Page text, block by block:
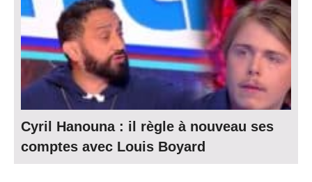
Cyril Hanouna : il règle à nouveau ses
comptes avec Louis Boyard